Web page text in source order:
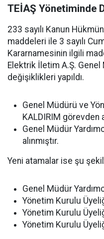
TEİAŞ Yönetiminde
233 sayılı Kanun
maddeleri ile 3 sayılı
Kararnamesinin ilgili
Elektrik İletim A.Ş.
değişiklikleri yapıldı.
Genel Müdürü ve
KALDIRIM görevden
Genel Müdür
alınmıştır.
Yeni atamalar ise şu
Genel Müdür
Yönetim Kurulu
Yönetim Kurulu
Yönetim Kurulu